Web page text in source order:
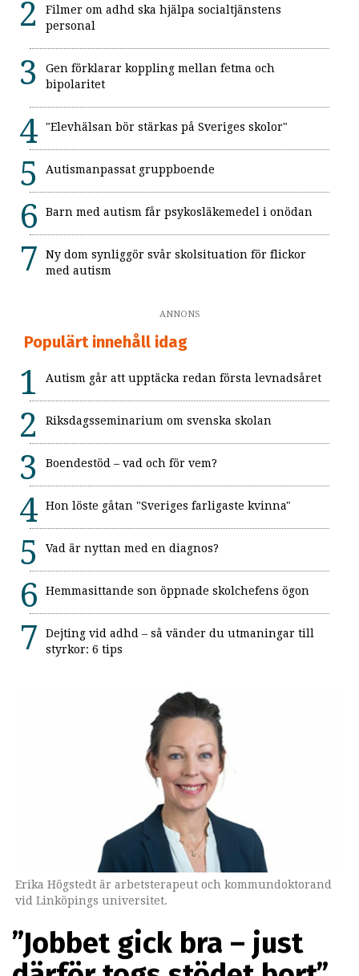
Filmer om adhd ska hjälpa socialtjänstens
personal
Gen förklarar koppling mellan fetma och
bipolaritet
"Elevhälsan bör stärkas på Sveriges skolor"
Autismanpassat gruppboende
Barn med autism får psykosläkemedel i onödan
Ny dom synliggör svår skolsituation för flickor
med autism
ANNONS
Populärt innehåll idag
Autism går att upptäcka redan första levnadsåret
Riksdagsseminarium om svenska skolan
Boendestöd – vad och för vem?
Hon löste gåtan "Sveriges farligaste kvinna"
Vad är nyttan med en diagnos?
Hemmasittande son öppnade skolchefens ögon
Dejting vid adhd – så vänder du utmaningar till
styrkor: 6 tips
Erika Högstedt är arbetsterapeut och kommundoktorand
vid Linköpings universitet.
”Jobbet gick bra – just